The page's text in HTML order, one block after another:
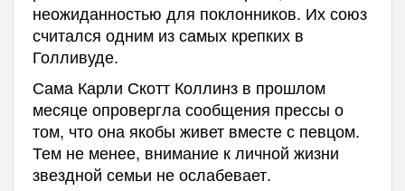
неожиданностью для поклонников. Их союз
считался одним из самых крепких в
Голливуде.
Сама Карли Скотт Коллинз в прошлом
месяце опровергла сообщения прессы о
том, что она якобы живет вместе с певцом.
Тем не менее, внимание к личной жизни
звездной семьи не ослабевает.